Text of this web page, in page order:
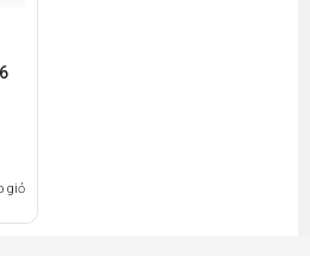
giỏ